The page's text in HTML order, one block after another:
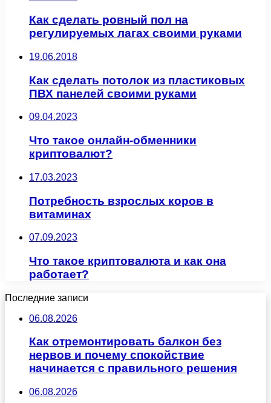
Как сделать ровный пол на
регулируемых лагах своими руками
19.06.2018
Как сделать потолок из пластиковых
ПВХ панелей своими руками
09.04.2023
Что такое онлайн-обменники
криптовалют?
17.03.2023
Потребность взрослых коров в
витаминах
07.09.2023
Что такое криптовалюта и как она
работает?
Последние записи
06.08.2026
Как отремонтировать балкон без
нервов и почему спокойствие
начинается с правильного решения
06.08.2026